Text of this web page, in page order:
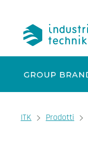
You are here:
ITK Prodotti